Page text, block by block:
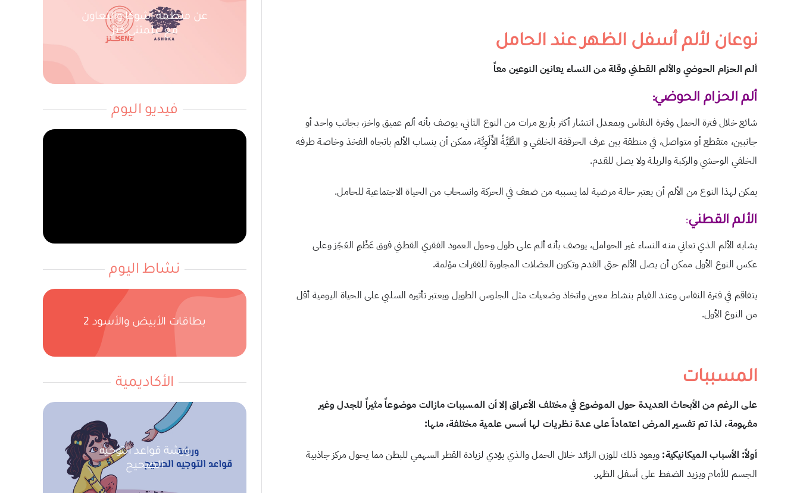
نوعان لألم أسفل الظهر عند الحامل
ألم الحزام الحوضي والألم القطني وقلة من النساء يعانين النوعين معاً
ألم الحزام الحوضي:
شائع خلال فترة الحمل وفترة النفاس وبمعدل انتشار أكثر بأربع مرات من النوع الثاني، يوصف بأنه ألم عميق واخز، بجانب واحد أو
جانبين، متقطع أو متواصل، في منطقة بين عرف الحرقفة الخلفي و الطَّيَّةُ الأَلَوِيَّة، ممكن أن ينساب الألم باتجاه الفخذ وخاصة طرفه
الخلفي الوحشي والركبة والربلة ولا يصل للقدم.
يمكن لهذا النوع من الألم أن يعتبر حالة مرضية لما يسببه من ضعف في الحركة وانسحاب من الحياة الاجتماعية للحامل.
الألم القطني:
يشابه الألم الذي تعاني منه النساء غير الحوامل، يوصف بأنه ألم على طول وحول العمود الفقري القطني فوق عَظْمِ العَجُز وعلى
عكس النوع الأول ممكن أن يصل الألم حتى القدم وتكون العضلات المجاورة للفقرات مؤلمة.
يتفاقم في فترة النفاس وعند القيام بنشاط معين واتخاذ وضعيات مثل الجلوس الطويل ويعتبر تأثيره السلبي على الحياة اليومية أقل
من النوع الأول.
المسببات
على الرغم من الأبحاث العديدة حول الموضوع في مختلف الأعراق إلا أن المسببات مازالت موضوعاً مثيراً للجدل وغير
مفهومة، لذا تم تفسير المرض اعتماداّ على عدة نظريات لها أسس علمية مختلفة، منها:
أولاً: الأسباب الميكانيكية: ويعود ذلك للوزن الزائد خلال الحمل والذي يؤدي لزيادة القطر السهمي للبطن مما يحول مركز جاذبية
الجسم للأمام ويزيد الضغط على أسفل الظهر.
عن منظمة أشوكا والتعاون
مع علمتني كنز
فيديو اليوم
نشاط اليوم
بطاقات الأبيض والأسود 2
الأكاديمية
ورشة قواعد التوجيه
الصحيح